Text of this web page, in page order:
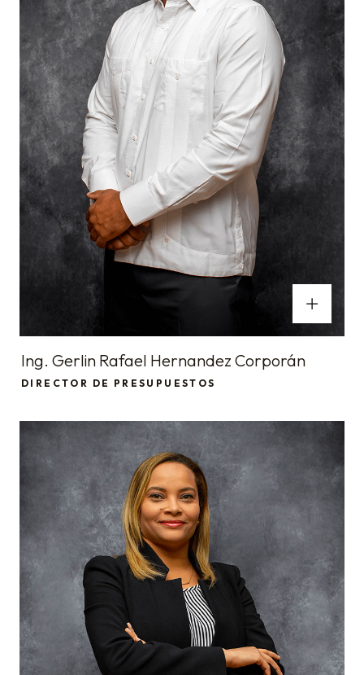
Ing. Gerlin Rafael Hernandez Corporán
DIRECTOR DE PRESUPUESTOS